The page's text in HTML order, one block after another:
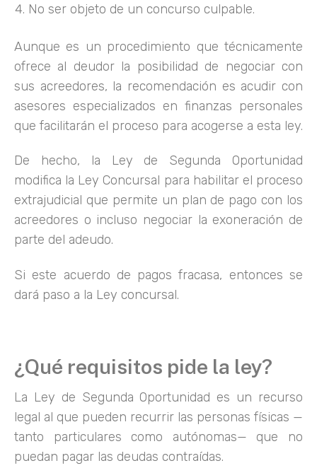
No ser objeto de un concurso culpable.
Aunque es un procedimiento que técnicamente
ofrece al deudor la posibilidad de negociar con
sus acreedores, la recomendación es acudir con
asesores especializados en finanzas personales
que facilitarán el proceso para acogerse a esta ley.
De hecho, la Ley de Segunda Oportunidad
modifica la Ley Concursal para habilitar el proceso
extrajudicial que permite un plan de pago con los
acreedores o incluso negociar la exoneración de
parte del adeudo.
Si este acuerdo de pagos fracasa, entonces se
dará paso a la Ley concursal.
¿Qué requisitos pide la ley?
La Ley de Segunda Oportunidad es un recurso
legal al que pueden recurrir las personas físicas —
tanto particulares como autónomas— que no
puedan pagar las deudas contraídas.